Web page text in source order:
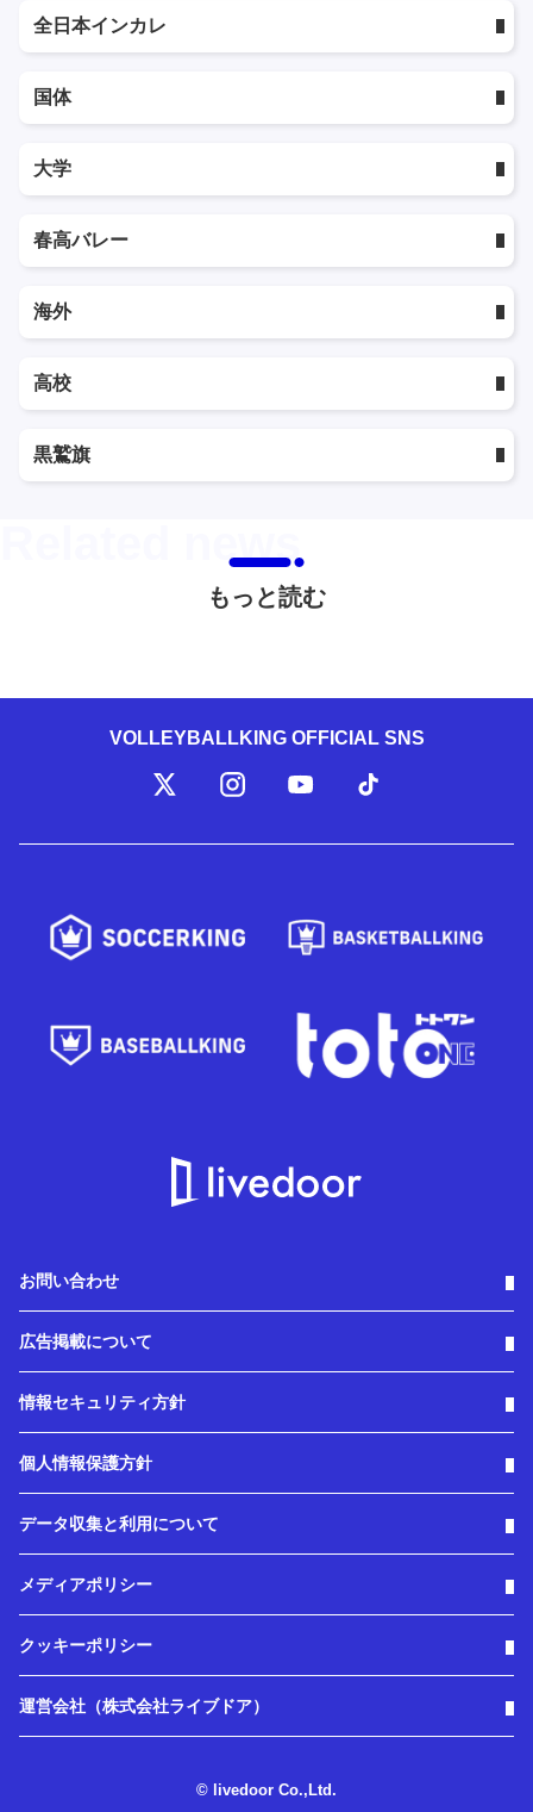
全日本インカレ
国体
大学
春高バレー
海外
高校
黒鷲旗
もっと読む
VOLLEYBALLKING OFFICIAL SNS
お問い合わせ
広告掲載について
情報セキュリティ方針
個人情報保護方針
データ収集と利用について
メディアポリシー
クッキーポリシー
運営会社（株式会社ライブドア）
© livedoor Co.,Ltd.